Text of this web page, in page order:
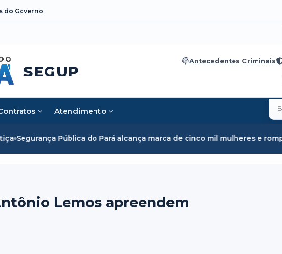
do Governo
SEGUP
Antecedentes Criminais
Atendimento
do Pará alcança marca de cinco mil mulheres e rompe barreiras
Lemos apreendem